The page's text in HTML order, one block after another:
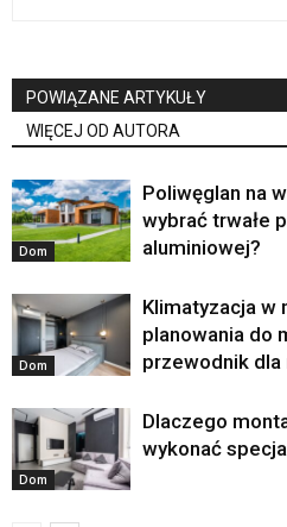
POWIĄZANE ARTYKUŁY
WIĘCEJ OD AUTORA
Dom
Poliwęglan na
wybrać trwałe
aluminiowej?
Dom
Klimatyzacja w
planowania do
przewodnik dla
Dom
Dlaczego
wykonać